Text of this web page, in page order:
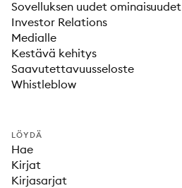
Sovelluksen uudet ominaisuudet
Investor Relations
Medialle
Kestävä kehitys
Saavutettavuusseloste
Whistleblow
LÖYDÄ
Hae
Kirjat
Kirjasarjat